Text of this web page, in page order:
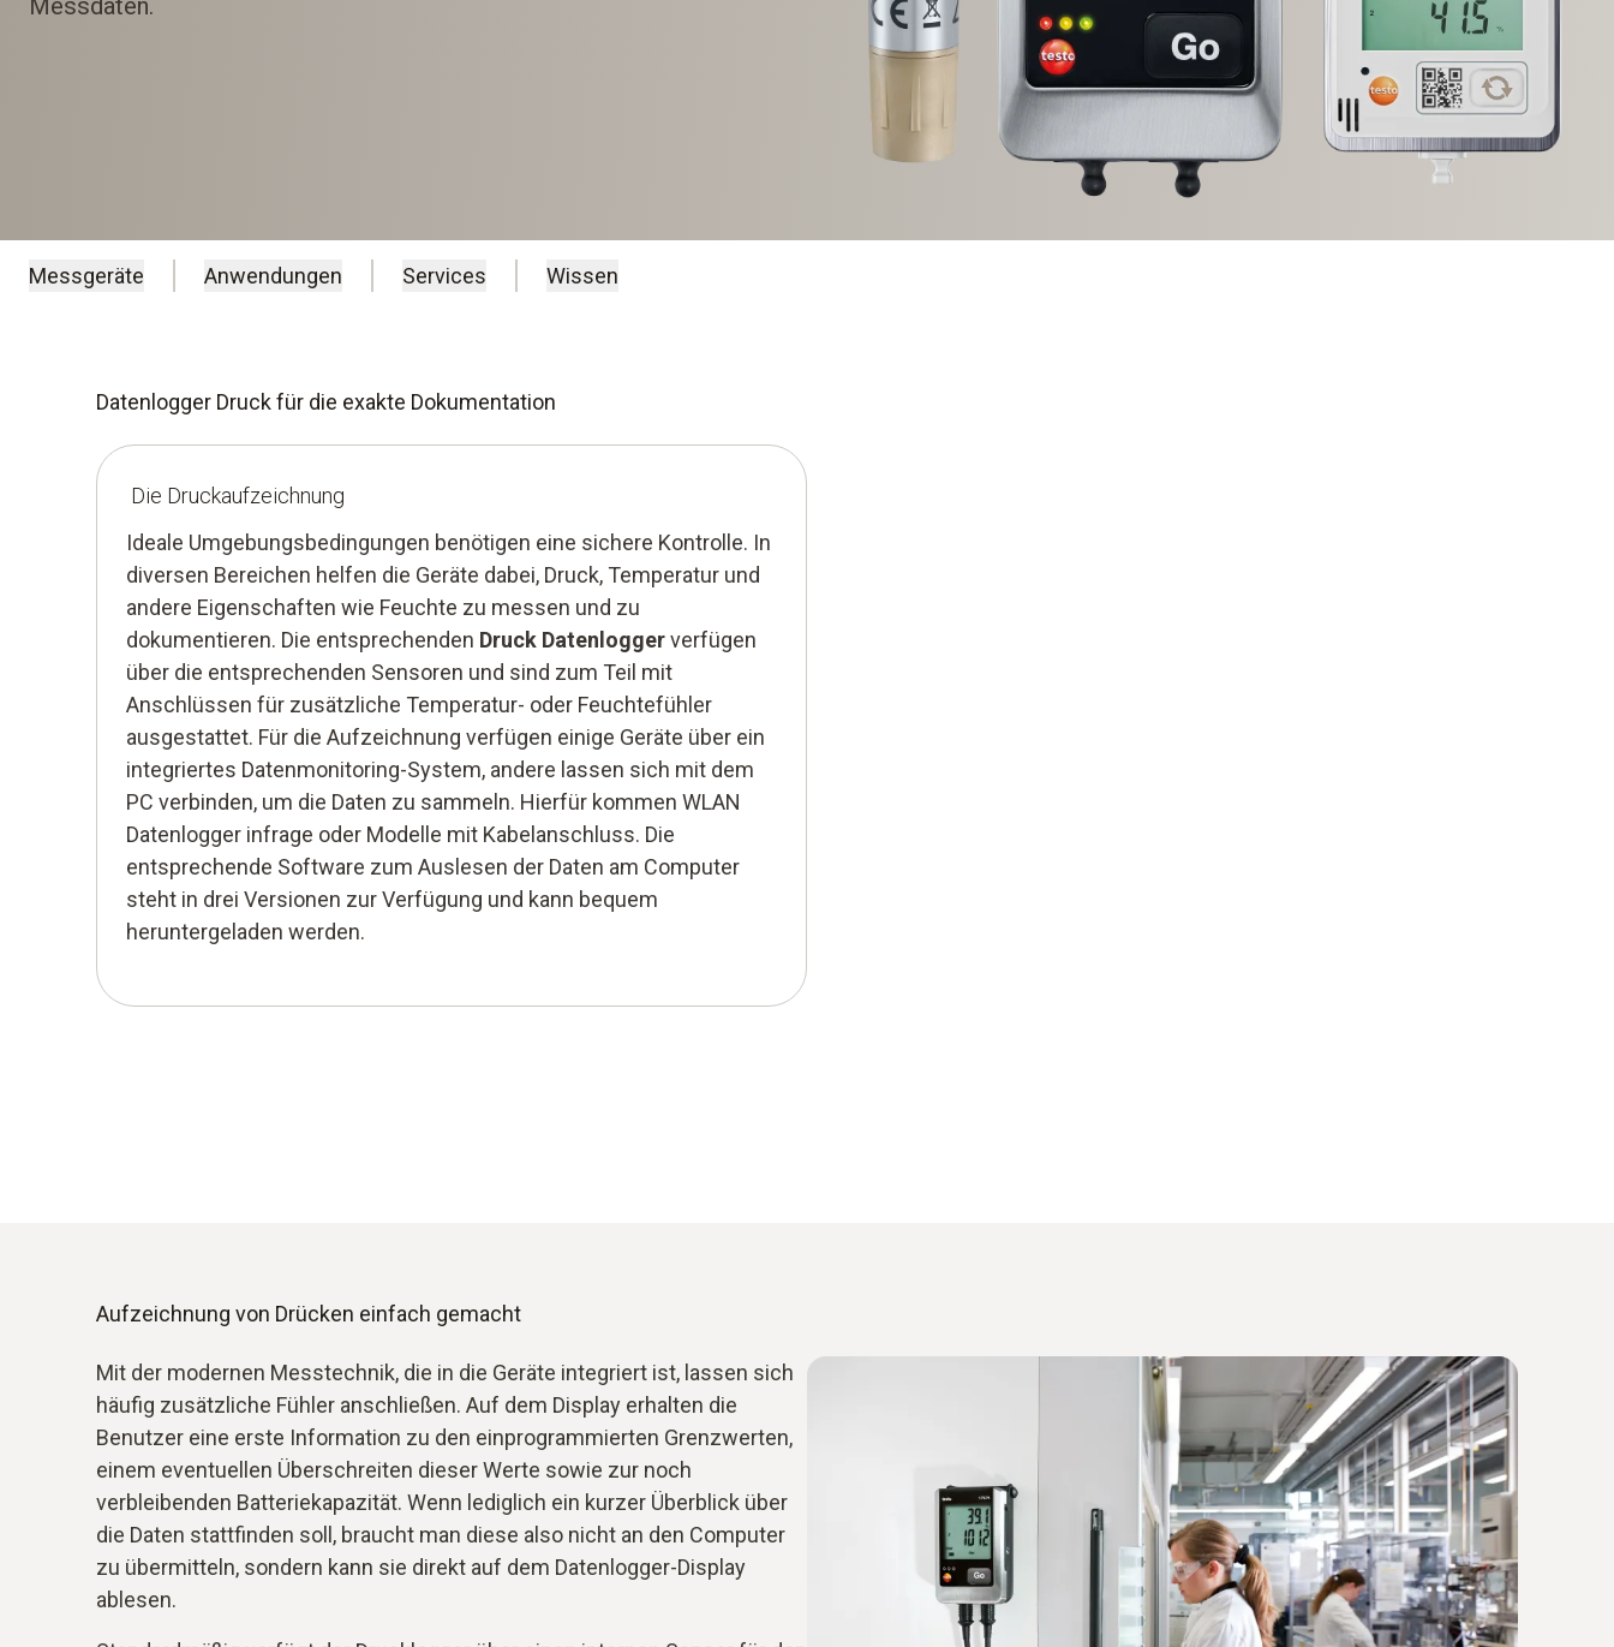
Messdaten.
Messgeräte Anwendungen Services Wissen
Datenlogger Druck für die exakte Dokumentation
Die Druckaufzeichnung
Ideale Umgebungsbedingungen benötigen eine sichere Kontrolle. In
diversen Bereichen helfen die Geräte dabei, Druck, Temperatur und
andere Eigenschaften wie Feuchte zu messen und zu
dokumentieren. Die entsprechenden Druck Datenloggerverfügen
über die entsprechenden Sensoren und sind zum Teil mit
Anschlüssen für zusätzliche Temperatur- oder Feuchtefühler
ausgestattet. Für die Aufzeichnung verfügen einige Geräte über ein
integriertes Datenmonitoring-System, andere lassen sich mit dem
PC verbinden, um die Daten zu sammeln. Hierfür kommen WLAN
Datenlogger infrage oder Modelle mit Kabelanschluss. Die
entsprechende Software zum Auslesen der Daten am Computer
steht in drei Versionen zur Verfügung und kann bequem
heruntergeladen werden.
Aufzeichnung von Drücken einfach gemacht
Mit der modernen Messtechnik, die in die Geräte integriert ist, lassen sich
häufig zusätzliche Fühler anschließen. Auf dem Display erhalten die
Benutzer eine erste Information zu den einprogrammierten Grenzwerten,
einem eventuellen Überschreiten dieser Werte sowie zur noch
verbleibenden Batteriekapazität. Wenn lediglich ein kurzer Überblick über
die Daten stattfinden soll, braucht man diese also nicht an den Computer
zu übermitteln, sondern kann sie direkt auf dem Datenlogger-Display
ablesen.